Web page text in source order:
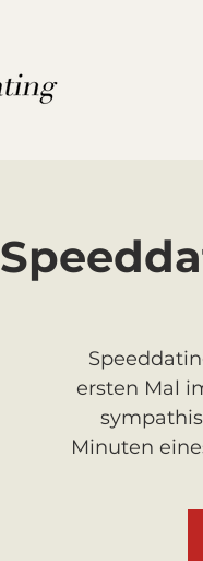
ersten Mal
Minuten